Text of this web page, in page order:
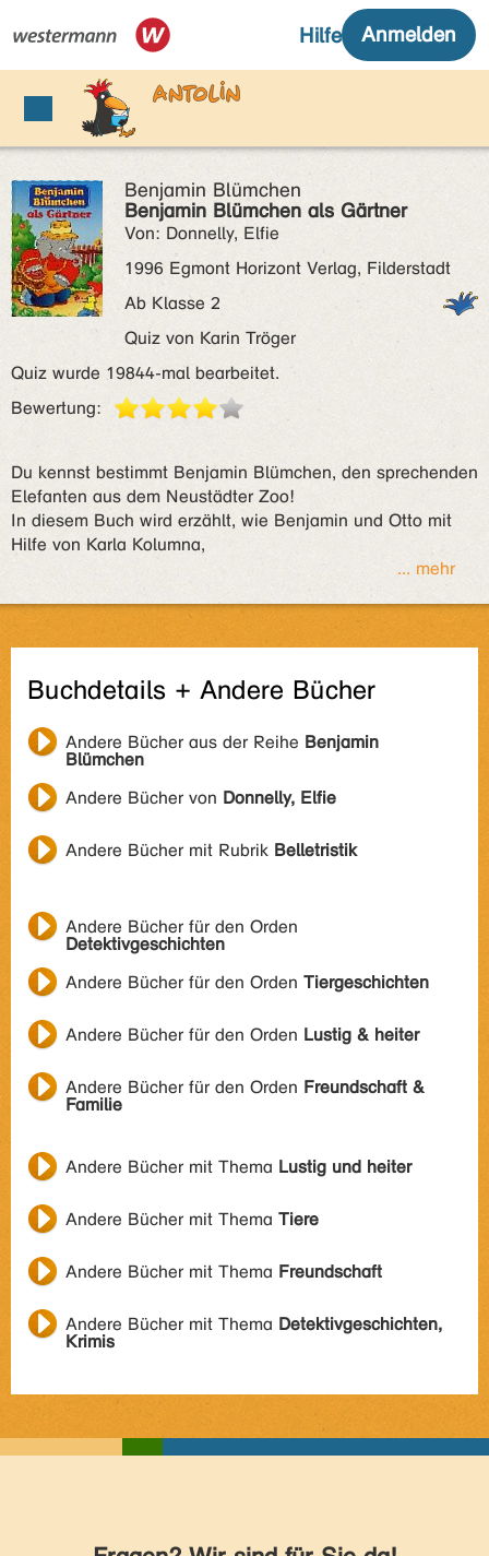
Benjamin Blümchen
Benjamin Blümchen als Gärtner
Von: Donnelly, Elfie
1996 Egmont Horizont Verlag, Filderstadt
Ab Klasse 2
Quiz von Karin Tröger
Quiz wurde 19844-mal bearbeitet.
Bewertung:
Du kennst bestimmt Benjamin Blümchen, den sprechenden
Elefanten aus dem Neustädter Zoo!
In diesem Buch wird erzählt, wie Benjamin und Otto mit
Hilfe von Karla Kolumna,
... mehr
Buchdetails + Andere Bücher
Andere Bücher aus der Reihe Benjamin
Blümchen
Andere Bücher von Donnelly, Elfie
Andere Bücher mit Rubrik Belletristik
Andere Bücher für den Orden
Detektivgeschichten
Andere Bücher für den Orden Tiergeschichten
Andere Bücher für den Orden Lustig & heiter
Andere Bücher für den Orden Freundschaft &
Familie
Andere Bücher mit Thema Lustig und heiter
Andere Bücher mit Thema Tiere
Andere Bücher mit Thema Freundschaft
Andere Bücher mit Thema Detektivgeschichten,
Krimis